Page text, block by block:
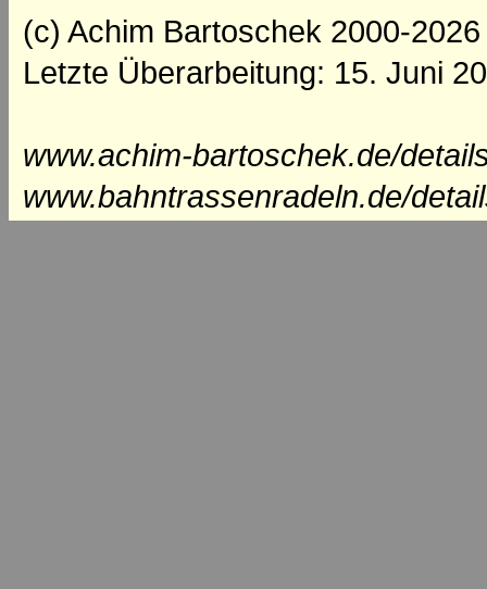
(c) Achim Bartoschek 2000-2026
Letzte Überarbeitung: 15. Juni
www.achim-bartoschek.de/
www.bahntrassenradeln.de/